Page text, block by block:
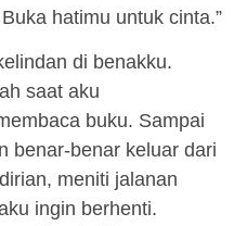
hatimu untuk cinta.”
di benakku.
saat aku
buku. Sampai
benar-benar keluar dari
meniti jalanan
ingin berhenti.